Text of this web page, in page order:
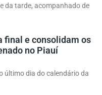
da tarde, acompanhado de
final e consolidam os
no Piauí
último dia do calendário da